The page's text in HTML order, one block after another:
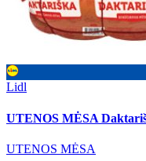
Lidl
UTENOS MĖSA
UTENOS MĖSA